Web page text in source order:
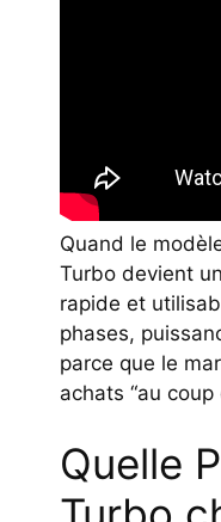
Quand le
Turbo devient
rapide et
phases,
parce que le
achats “au
Quelle